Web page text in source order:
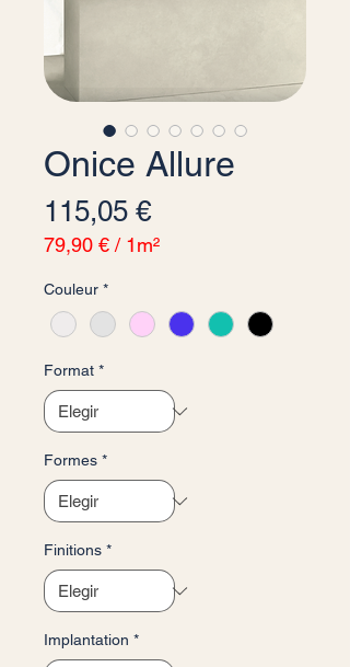
Onice Allure
115,05 €Precio
79,90 € / 1m²
por
1
Metro
cuadrado
Couleur *
Format *
Formes *
Finitions *
Implantation *